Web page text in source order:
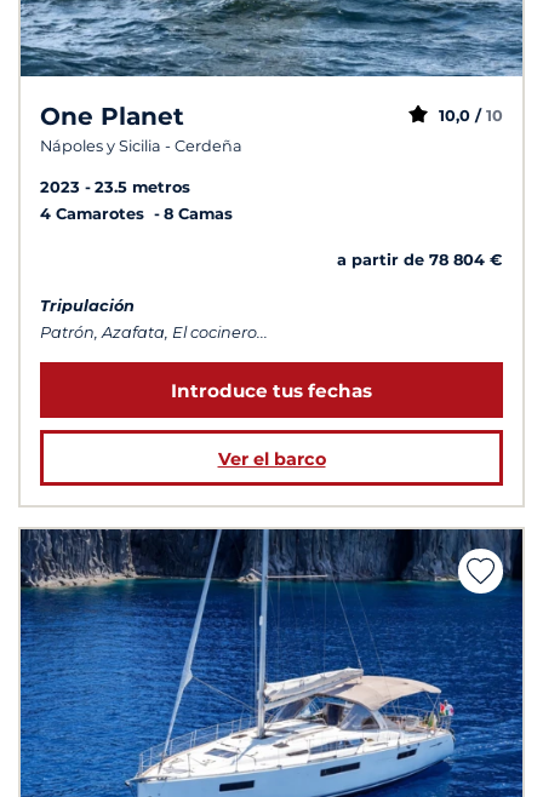
One Planet
Nápoles y Sicilia - Cerdeña
10,0 / 10
2023
23.5 metros
4 Camarotes
8 Camas
a partir de 78 804 €
Tripulación
Patrón, Azafata, El cocinero...
Introduce tus fechas
Ver el barco